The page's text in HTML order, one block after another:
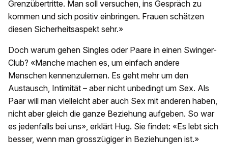
Grenzübertritte. Man soll versuchen, ins Gespräch zu
kommen und sich positiv einbringen. Frauen schätzen
diesen Sicherheitsaspekt sehr.»
Doch warum gehen Singles oder Paare in einen Swinger-
Club? «Manche machen es, um einfach andere
Menschen kennenzulernen. Es geht mehr um den
Austausch, Intimität – aber nicht unbedingt um Sex. Als
Paar will man vielleicht aber auch Sex mit anderen haben,
nicht aber gleich die ganze Beziehung aufgeben. So war
es jedenfalls bei uns», erklärt Hug. Sie findet: «Es lebt sich
besser, wenn man grosszügiger in Beziehungen ist.»